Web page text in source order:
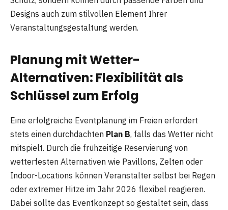
Designs auch zum stilvollen Element Ihrer
Veranstaltungsgestaltung werden.
Planung mit Wetter-
Alternativen: Flexibilität als
Schlüssel zum Erfolg
Eine erfolgreiche Eventplanung im Freien erfordert
stets einen durchdachten Plan B, falls das Wetter nicht
mitspielt. Durch die frühzeitige Reservierung von
wetterfesten Alternativen wie Pavillons, Zelten oder
Indoor-Locations können Veranstalter selbst bei Regen
oder extremer Hitze im Jahr 2026 flexibel reagieren.
Dabei sollte das Eventkonzept so gestaltet sein, dass